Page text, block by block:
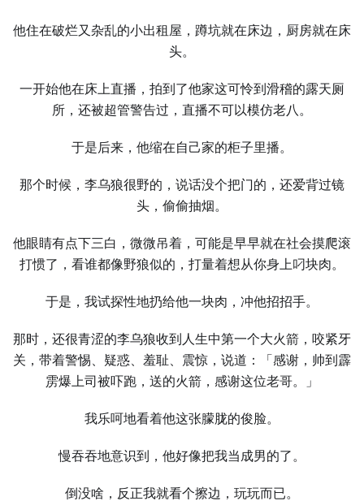
他住在破烂又杂乱的小出租屋，蹲坑就在床边，厨房就在床
头。
⼀开始他在床上直播，拍到了他家这可怜到滑稽的露天厕
所，还被超管警告过，直播不可以模仿老八。
于是后来，他缩在自己家的柜子里播。
那个时候，李乌狼很野的，说话没个把门的，还爱背过镜
头，偷偷抽烟。
他眼睛有点下三白，微微吊着，可能是早早就在社会摸爬滚
打惯了，看谁都像野狼似的，打量着想从你身上叼块肉。
于是，我试探性地扔给他⼀块肉，冲他招招手。
那时，还很青涩的李乌狼收到⼈⽣中第⼀个⼤火箭，咬紧牙
关，带着警惕、疑惑、羞耻、震惊，说道：「感谢，帅到霹
雳爆上司被吓跑，送的火箭，感谢这位老哥。」
我乐呵地看着他这张朦胧的俊脸。
慢吞吞地意识到，他好像把我当成男的了。
倒没啥，反正我就看个擦边，玩玩而已。